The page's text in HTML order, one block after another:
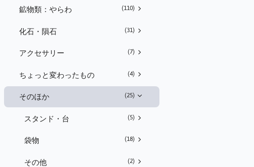
鉱物類：やらわ (110)
化石・隕石 (31)
アクセサリー (7)
ちょっと変わったもの (4)
そのほか (25)
スタンド・台 (5)
袋物 (18)
その他 (2)